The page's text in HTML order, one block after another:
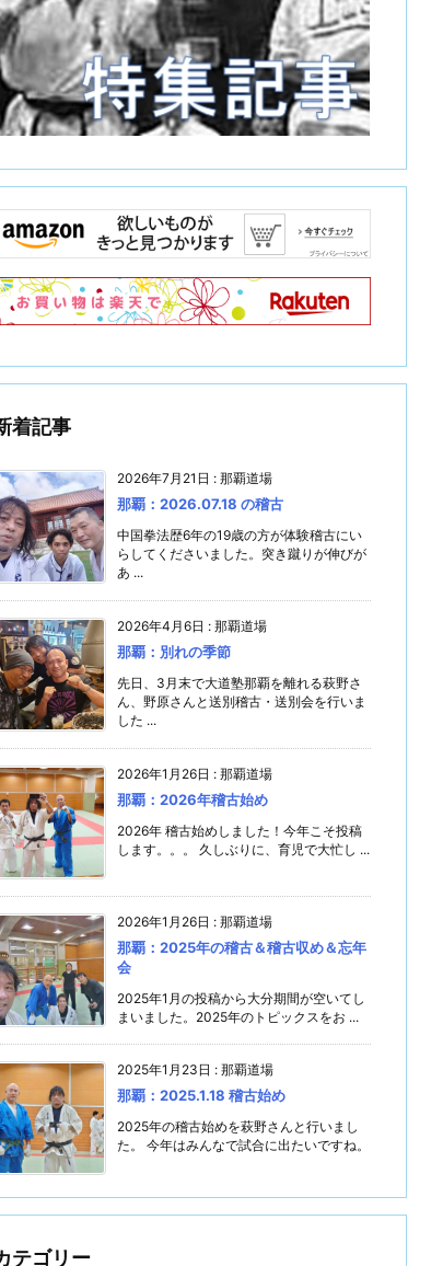
着記事
2026年7月21日 : 那覇道場
那覇：2026.07.18 の稽古
中国拳法歴6年の19歳の方が体験稽古にい
らしてくださいました。突き蹴りが伸びが
あ ...
2026年4月6日 : 那覇道場
那覇：別れの季節
先日、3月末で大道塾那覇を離れる萩野さ
ん、野原さんと送別稽古・送別会を行いま
した ...
2026年1月26日 : 那覇道場
那覇：2026年稽古始め
2026年 稽古始めしました！今年こそ投稿
します。。。 久しぶりに、育児で大忙し ...
2026年1月26日 : 那覇道場
那覇：2025年の稽古＆稽古収め＆忘年
会
2025年1月の投稿から大分期間が空いてし
まいました。2025年のトピックスをお ...
2025年1月23日 : 那覇道場
那覇：2025.1.18 稽古始め
2025年の稽古始めを萩野さんと行いまし
た。 今年はみんなで試合に出たいですね。
テゴリー